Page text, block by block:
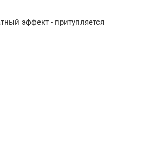
эффект - притупляется